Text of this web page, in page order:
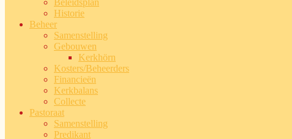
Historie
Beheer
Samenstelling
Gebouwen
Kerkhörn
Kosters/Beheerders
Financieën
Kerkbalans
Collecte
Pastoraat
Samenstelling
Predikant